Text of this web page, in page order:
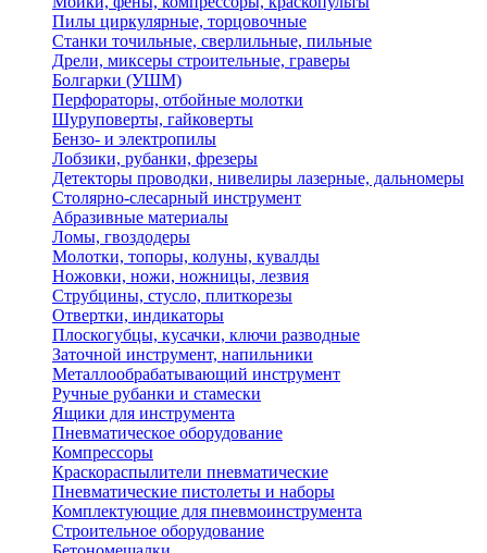
Пилы циркулярные, торцовочные
Станки точильные, сверлильные, пильные
Дрели, миксеры строительные, граверы
Болгарки (УШМ)
Перфораторы, отбойные молотки
Шуруповерты, гайковерты
Бензо- и электропилы
Лобзики, рубанки, фрезеры
Детекторы проводки, нивелиры лазерные, дальномеры
Столярно-слесарный инструмент
Абразивные материалы
Ломы, гвоздодеры
Молотки, топоры, колуны, кувалды
Ножовки, ножи, ножницы, лезвия
Струбцины, стусло, плиткорезы
Отвертки, индикаторы
Плоскогубцы, кусачки, ключи разводные
Заточной инструмент, напильники
Металлообрабатывающий инструмент
Ручные рубанки и стамески
Ящики для инструмента
Пневматическое оборудование
Компрессоры
Краскораспылители пневматические
Пневматические пистолеты и наборы
Комплектующие для пневмоинструмента
Строительное оборудование